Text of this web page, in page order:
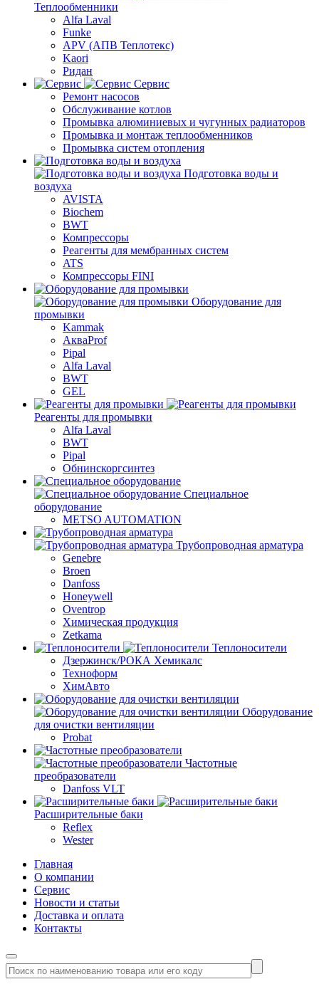
Теплообменники
Alfa Laval
Funke
APV (АПВ Теплотекс)
Kaori
Ридан
Сервис
Ремонт насосов
Обслуживание котлов
Промывка алюминиевых и чугунных радиаторов
Промывка и монтаж теплообменников
Промывка систем отопления
Подготовка воды и
воздуха
AVISTA
Biochem
BWT
Компрессоры
Реагенты для мембранных систем
ATS
Компрессоры FINI
Оборудование для
промывки
Kammak
АкваProf
Pipal
Alfa Laval
BWT
GEL
Реагенты для промывки
Alfa Laval
BWT
Pipal
Обнинскоргсинтез
Специальное
оборудование
METSO AUTOMATION
Трубопроводная арматура
Genebre
Broen
Danfoss
Honeywell
Oventrop
Химическая продукция
Zetkama
Теплоносители
Дзержинск/РОКА Хемикалс
Техноформ
ХимАвто
Оборудование
для очистки вентиляции
Probat
Частотные
преобразователи
Danfoss VLT
Расширительные баки
Reflex
Wester
Главная
О компании
Сервис
Новости и статьи
Доставка и оплата
Контакты